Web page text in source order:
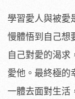
學習愛人與被愛
慢體悟到自己想
自己對愛的渴求
愛他。最終極的
一體去面對生活